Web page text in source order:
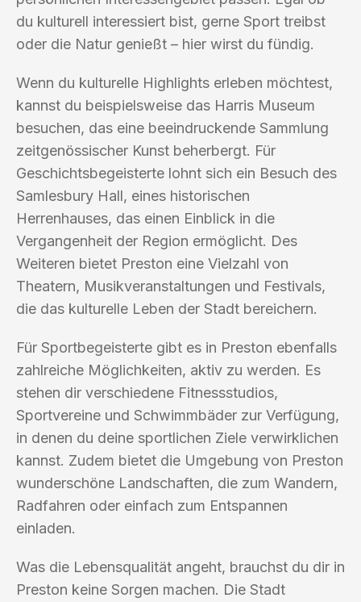
du kulturell interessiert bist, gerne Sport treibst
oder die Natur genießt – hier wirst du fündig.
Wenn du kulturelle Highlights erleben möchtest,
kannst du beispielsweise das Harris Museum
besuchen, das eine beeindruckende Sammlung
zeitgenössischer Kunst beherbergt. Für
Geschichtsbegeisterte lohnt sich ein Besuch des
Samlesbury Hall, eines historischen
Herrenhauses, das einen Einblick in die
Vergangenheit der Region ermöglicht. Des
Weiteren bietet Preston eine Vielzahl von
Theatern, Musikveranstaltungen und Festivals,
die das kulturelle Leben der Stadt bereichern.
Für Sportbegeisterte gibt es in Preston ebenfalls
zahlreiche Möglichkeiten, aktiv zu werden. Es
stehen dir verschiedene Fitnessstudios,
Sportvereine und Schwimmbäder zur Verfügung,
in denen du deine sportlichen Ziele verwirklichen
kannst. Zudem bietet die Umgebung von Preston
wunderschöne Landschaften, die zum Wandern,
Radfahren oder einfach zum Entspannen
einladen.
Was die Lebensqualität angeht, brauchst du dir in
Preston keine Sorgen machen. Die Stadt